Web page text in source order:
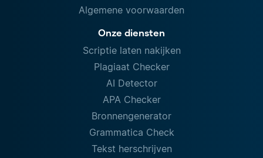
Algemene voorwaarden
Onze diensten
Scriptie laten nakijken
Plagiaat Checker
AI Detector
APA Checker
Bronnengenerator
Grammatica Check
Tekst herschrijven